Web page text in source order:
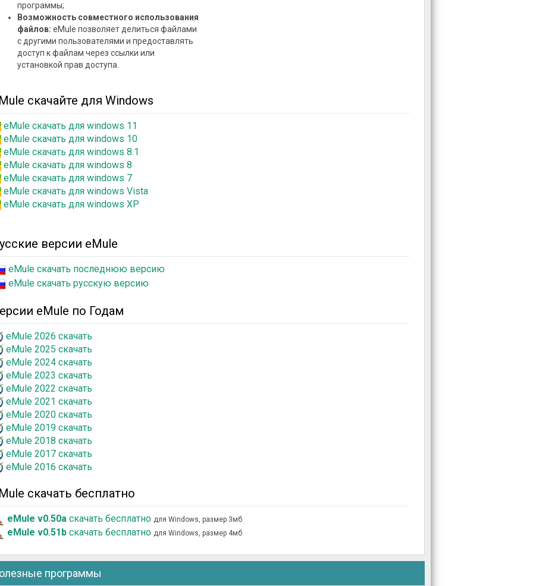
программы;
Возможность совместного использования
файлов: eMule позволяет делиться файлами
с другими пользователями и предоставлять
доступ к файлам через ссылки или
установкой прав доступа.
скачайте для Windows
eMule скачать для windows 11
eMule скачать для windows 10
eMule скачать для windows 8.1
eMule скачать для windows 8
eMule скачать для windows 7
eMule скачать для windows Vista
eMule скачать для windows XP
версии eMule
eMule скачать последнюю версию
eMule скачать русскую версию
eMule по Годам
eMule 2026 скачать
eMule 2025 скачать
eMule 2024 скачать
eMule 2023 скачать
eMule 2022 скачать
eMule 2021 скачать
eMule 2020 скачать
eMule 2019 скачать
eMule 2018 скачать
eMule 2017 скачать
eMule 2016 скачать
скачать бесплатно
eMule v0.50a скачать бесплатно для Windows, размер 3мб
eMule v0.51b скачать бесплатно для Windows, размер 4мб
программы